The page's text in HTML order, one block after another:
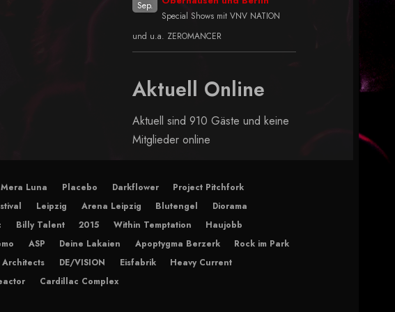
Sep.
Special Shows mit VNV NATION
und u.a. ZEROMANCER
Aktuell Online
Aktuell sind 910 Gäste und keine
Mitglieder online
Mera Luna Placebo Darkflower
Project Pitchfork
Leipzig Arena Leipzig Blutengel
Diorama
Billy Talent 2015 Within Temptation
Haujobb
ASP Deine Lakaien Apoptygma Berzerk
Rock im Park
Architects DE/VISION Eisfabrik
Heavy Current
Cardillac Complex